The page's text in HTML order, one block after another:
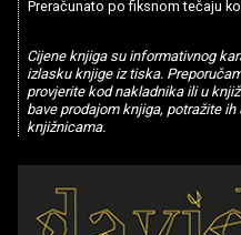
Preračunato po fiksnom tečaju
Cijene knjiga su informativnog
izlasku knjige iz tiska.
provjerite kod nakladnika ili u
bave prodajom knjiga, potražite
knjižnicama.